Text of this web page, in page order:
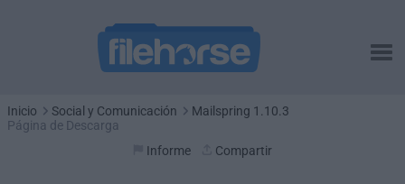
Inicio Social y Comunicación
Mailspring 1.10.3
Página de Descarga
Informe
Compartir